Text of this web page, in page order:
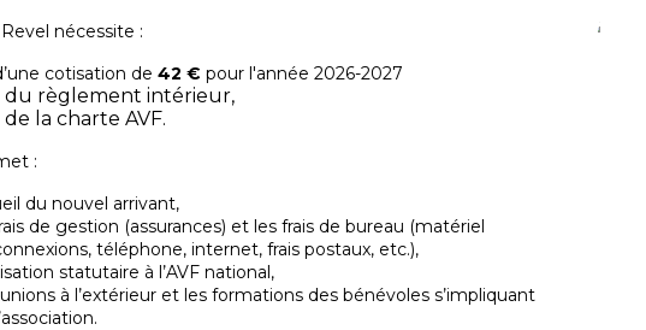
nécessite :
cotisation de 42 € pour l'année 2026-2027
du règlement intérieur,
la charte AVF.
:
du nouvel arrivant,
de gestion (assurances) et les frais de bureau (matériel
téléphone, internet, frais postaux, etc.),
statutaire à l’AVF national,
à l’extérieur et les formations des bénévoles s’impliquant